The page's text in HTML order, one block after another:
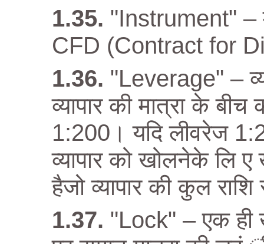
"Instrument" –
CFD (Contract for
"Leverage" –
व्यापार की मात्रा के
1:200। यदि लीवरेज
व्यापार को खोलनेके लि
हैजो व्यापार की कुल
"Lock" – एक ही